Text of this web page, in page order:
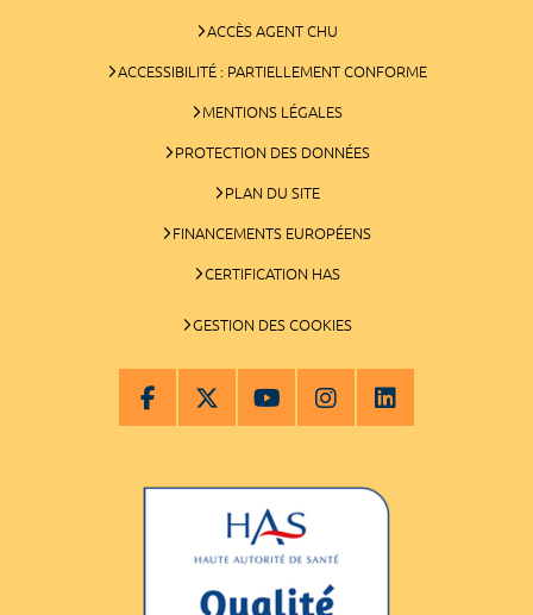
ACCÈS AGENT CHU
ACCESSIBILITÉ : PARTIELLEMENT CONFORME
MENTIONS LÉGALES
PROTECTION DES DONNÉES
PLAN DU SITE
FINANCEMENTS EUROPÉENS
CERTIFICATION HAS
GESTION DES COOKIES